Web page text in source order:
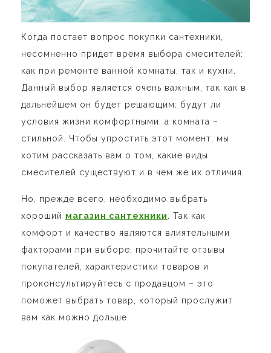
Когда постает вопрос покупки сантехники,
несомненно придет время выбора смесителей:
как при ремонте ванной комнаты, так и кухни.
Данный выбор является очень важным, так как в
дальнейшем он будет решающим: будут ли
условия жизни комфортными, а комната –
стильной. Чтобы упростить этот момент, мы
хотим рассказать вам о том, какие виды
смесителей существуют и в чем же их отличия.
Но, прежде всего, необходимо выбрать
хороший магазин сантехники. Так как
комфорт и качество являются влиятельными
факторами при выборе, прочитайте отзывы
покупателей, характеристики товаров и
проконсультируйтесь с продавцом – это
поможет выбрать товар, который прослужит
вам как можно дольше.